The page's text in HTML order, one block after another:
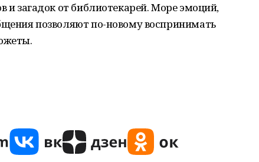
и загадок от библиотекарей. Море эмоций,
позволяют по-новому воспринимать